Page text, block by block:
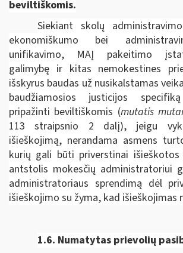
beviltiškomis.
Siekiant skolų
ekonomiškumo bei
unifikavimo, MAĮ pakeitimo
galimybę ir kitas nemokestines
išskyrus baudas už nusikalstamas
baudžiamosios justicijos
pripažinti beviltiškomis (mutatis
113 straipsnio 2 dalį), jeigu
išieškojimą, nerandama asmens
kurių gali būti priverstinai
antstolis mokesčių administratoriui
administratoriaus sprendimą dėl
išieškojimo su žyma, kad išieškojimas
1.6. Numatytas prievolių